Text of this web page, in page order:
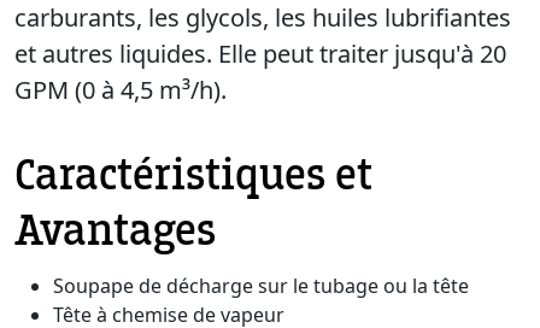
carburants, les glycols, les huiles lubrifiantes
et autres liquides. Elle peut traiter jusqu'à 20
GPM (0 à 4,5 m³/h).
Caractéristiques et
Avantages
Soupape de décharge sur le tubage ou la tête
Tête à chemise de vapeur